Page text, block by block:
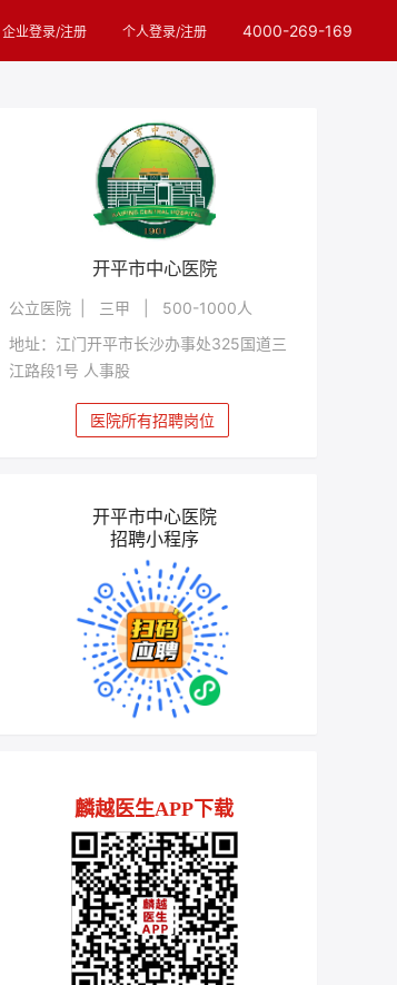
企业登录/注册 个人登录/注册 4000-269-169
开平市中心医院
公立医院 | 三甲 | 500-1000人
地址：江门开平市长沙办事处325国道三
江路段1号 人事股
医院所有招聘岗位
开平市中心医院
招聘小程序
麟越医生APP下载